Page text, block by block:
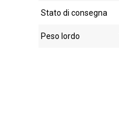
Stato di consegna
Peso lordo